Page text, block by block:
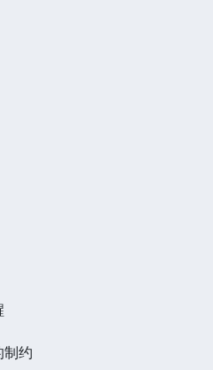
制约